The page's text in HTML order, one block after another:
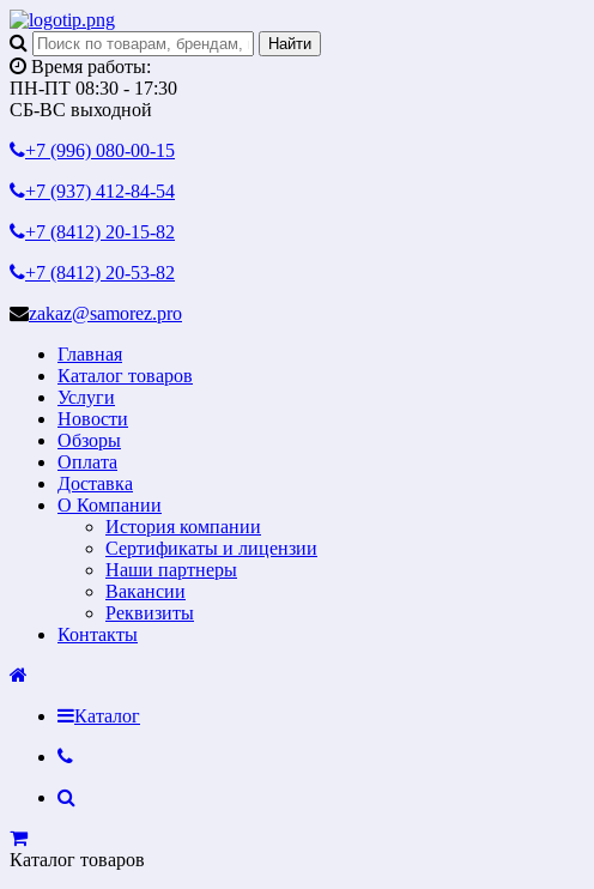
Время работы:
ПН-ПТ 08:30 - 17:30
СБ-ВС выходной
+7 (996) 080-00-15
+7 (937) 412-84-54
+7 (8412) 20-15-82
+7 (8412) 20-53-82
zakaz@samorez.pro
Главная
Каталог товаров
Услуги
Новости
Обзоры
Оплата
Доставка
О Компании
История компании
Сертификаты и лицензии
Наши партнеры
Вакансии
Реквизиты
Контакты
Каталог
Каталог товаров